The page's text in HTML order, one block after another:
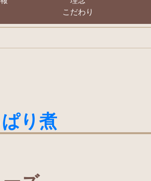
こだわり
り煮